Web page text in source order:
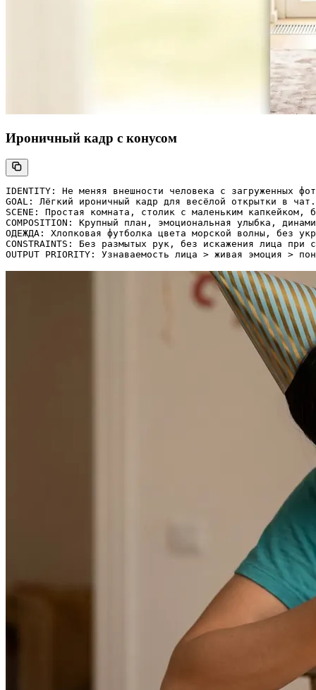
Ироничный кадр с конусом
IDENTITY: Не меняя внешности человека с загруженных
GOAL: Лёгкий ироничный кадр для весёлой открытки в чат.
SCENE: Простая комната, столик с маленьким
COMPOSITION: Крупный план, эмоциональная улыбка,
ОДЕЖДА: Хлопковая футболка цвета морской волны, без
CONSTRAINTS: Без размытых рук, без искажения лица при